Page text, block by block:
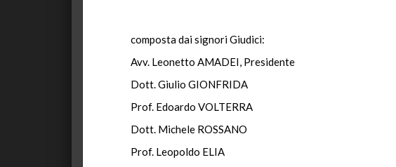
composta dai signori Giudici:
Avv. Leonetto AMADEI, Presidente
Dott. Giulio GIONFRIDA
Prof. Edoardo VOLTERRA
Dott. Michele ROSSANO
Prof. Leopoldo ELIA